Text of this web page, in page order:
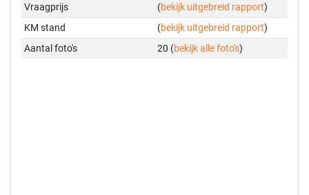
Vraagprijs
(bekijk uitgebreid rapport)
KM stand
(bekijk uitgebreid rapport)
Aantal foto's
20 (bekijk alle foto's)